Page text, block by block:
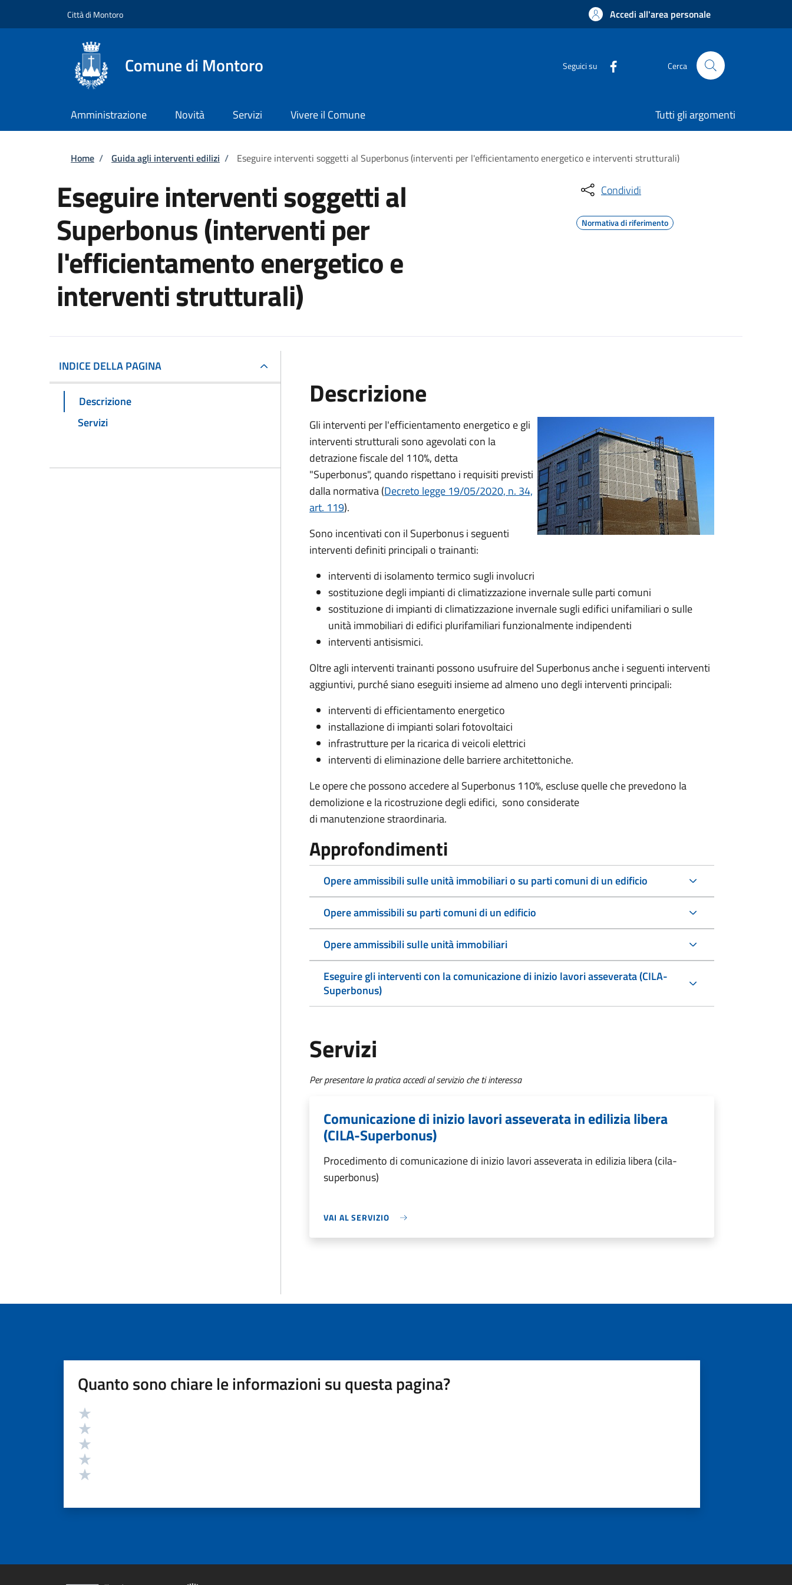
Città di Montoro Accedi all'area personale
Comune di Montoro Seguici su Cerca
Amministrazione Novità Servizi Vivere il Comune Tutti gli argomenti
Briciole di pane
Home / Guida agli interventi edilizi / Eseguire interventi soggetti al Superbonus (interventi per l'efficientamento energetico e interventi strutturali)
Eseguire interventi soggetti al
Superbonus (interventi per
l'efficientamento energetico e
interventi strutturali)
Condividi
Normativa di riferimento
INDICE DELLA PAGINA
Descrizione
Servizi
Descrizione
Gli interventi per l'efficientamento energetico e gli
interventi strutturali sono agevolati con la
detrazione fiscale del 110%, detta
"Superbonus", quando rispettano i requisiti previsti
dalla normativa (Decreto legge 19/05/2020, n. 34,
art. 119).
Sono incentivati con il Superbonus i seguenti
interventi definiti principali o trainanti:
interventi di isolamento termico sugli involucri
sostituzione degli impianti di climatizzazione invernale sulle parti comuni
sostituzione di impianti di climatizzazione invernale sugli edifici unifamiliari o sulle
unità immobiliari di edifici plurifamiliari funzionalmente indipendenti
interventi antisismici.
Oltre agli interventi trainanti possono usufruire del Superbonus anche i seguenti interventi
aggiuntivi, purché siano eseguiti insieme ad almeno uno degli interventi principali:
interventi di efficientamento energetico
installazione di impianti solari fotovoltaici
infrastrutture per la ricarica di veicoli elettrici
interventi di eliminazione delle barriere architettoniche.
Le opere che possono accedere al Superbonus 110%, escluse quelle che prevedono la
demolizione e la ricostruzione degli edifici, sono considerate
di manutenzione straordinaria.
Approfondimenti
Opere ammissibili sulle unità immobiliari o su parti comuni di un edificio
Opere ammissibili su parti comuni di un edificio
Opere ammissibili sulle unità immobiliari
Eseguire gli interventi con la comunicazione di inizio lavori asseverata (CILA-
Superbonus)
Servizi
Per presentare la pratica accedi al servizio che ti interessa
Comunicazione di inizio lavori asseverata in edilizia libera
(CILA-Superbonus)
Procedimento di comunicazione di inizio lavori asseverata in edilizia libera (cila-
superbonus)
VAI AL SERVIZIO
Quanto sono chiare le informazioni su questa pagina?
Valutazione